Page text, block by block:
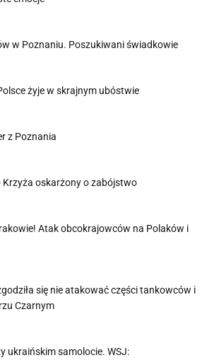
w Poznaniu. Poszukiwani świadkowie
żyje w skrajnym ubóstwie
z Poznania
Krzyża oskarżony o zabójstwo
Atak obcokrajowców na Polaków i
się nie atakować części tankowców i
Czarnym
ukraińskim samolocie. WSJ: